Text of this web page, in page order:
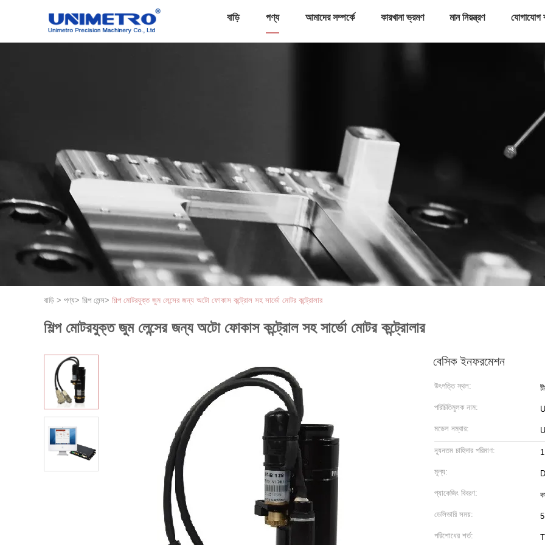
বাড়ি পণ্য আমাদের সম্পর্কে কারখানা ভ্রমণ মান নিয়ন্ত্রণ যোগাযোগ
বাড়ি > পণ্য> শিল্প লেন্স> শিল্প মোটরযুক্ত জুম লেন্সের জন্য অটো ফোকাস কন্ট্রোল সহ সার্ভো মোটর কন্ট্রোলার
শিল্প মোটরযুক্ত জুম লেন্সের জন্য অটো ফোকাস কন্ট্রোল সহ সার্ভো মোটর কন্ট্রোলার
বেসিক ইনফরমেশন
উৎপত্তি স্থল:
পরিচিতিমুলক নাম:
মডেল নম্বার:
ন্যূনতম চাহিদার পরিমাণ: 1
মূল্য:
প্যাকেজিং বিবরণ:
ডেলিভারি সময়: 5
পরিশোধের শর্ত: